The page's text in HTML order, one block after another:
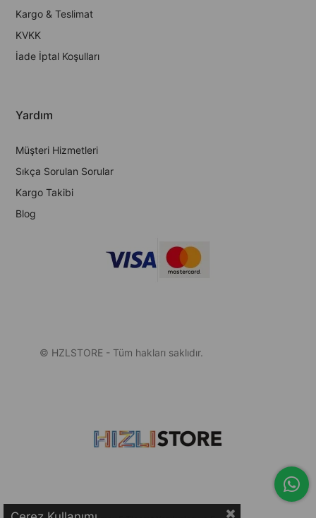
Kargo & Teslimat
KVKK
İade İptal Koşulları
Yardım
Müşteri Hizmetleri
Sıkça Sorulan Sorular
Kargo Takibi
Blog
© HZLSTORE - Tüm hakları saklıdır.